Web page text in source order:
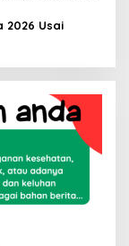
2026 Usai